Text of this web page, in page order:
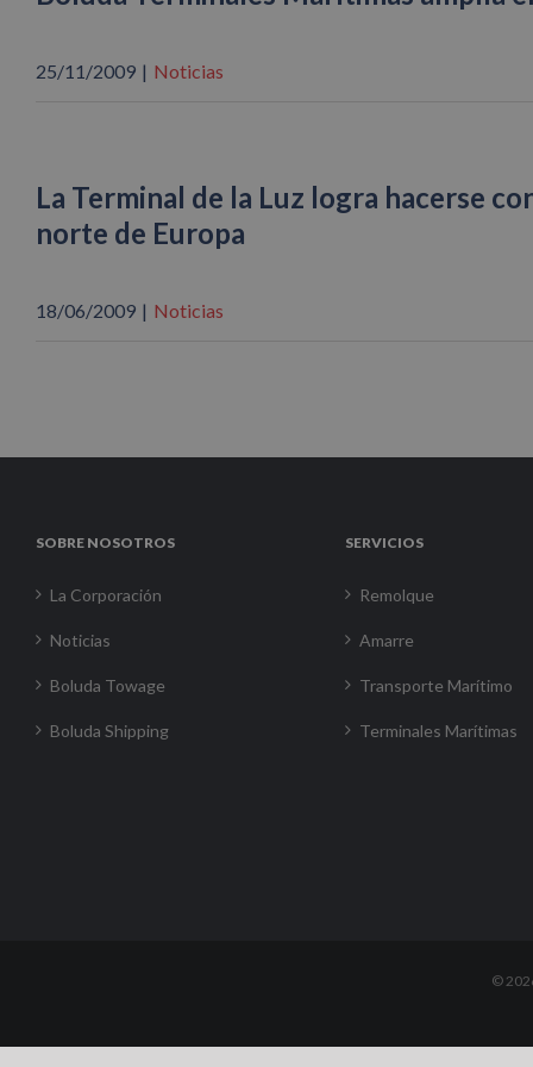
25/11/2009 | Noticias
La Terminal de la Luz logra hacerse
norte de Europa
18/06/2009 | Noticias
SOBRE NOSOTROS
La Corporación
Noticias
Boluda Towage
Boluda Shipping
SERVICIOS
Remolque
Amarre
Transporte Marítimo
Terminales Marítimas
©